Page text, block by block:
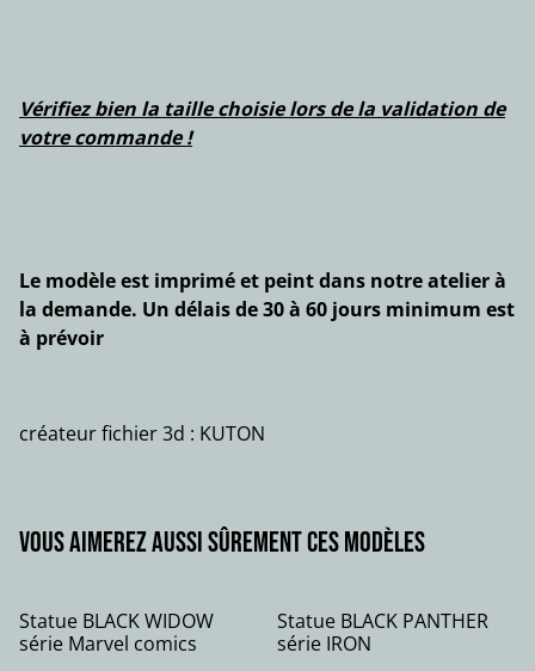
Vérifiez bien la taille choisie lors de la validation de
votre commande !
Le modèle est imprimé et peint dans notre atelier à
la demande. Un délais de 30 à 60 jours minimum est
à prévoir
créateur fichier 3d : KUTON
Vous aimerez aussi sûrement ces modèles
Statue BLACK WIDOW
série Marvel comics
Statue BLACK PANTHER
série IRON